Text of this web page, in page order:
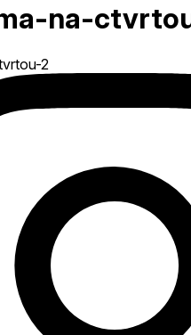
na-
2